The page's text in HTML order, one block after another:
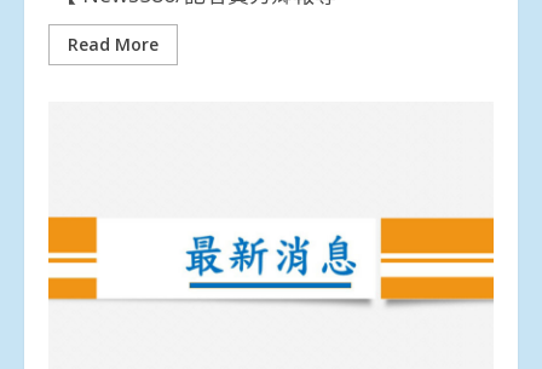
Read More